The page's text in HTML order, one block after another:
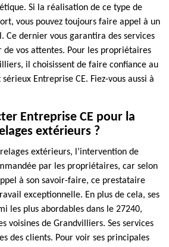
Si la réalisation de ce type de
vous pouvez toujours faire appel à un
Ce dernier vous garantira des services
vos attentes. Pour les propriétaires
il choisissent de faire confiance au
Entreprise CE. Fiez-vous aussi à
Entreprise CE pour la
extérieurs ?
extérieurs, l’intervention de
par les propriétaires, car selon
à son savoir-faire, ce prestataire
exceptionnelle. En plus de cela, ses
les plus abordables dans le 27240,
voisines de Grandvilliers. Ses services
des clients. Pour voir ses principales